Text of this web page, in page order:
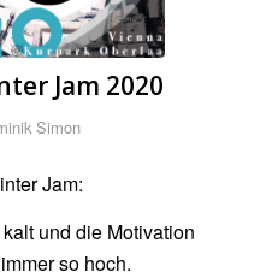
Jam 2020
Simon
Jam:
und die Motivation
so hoch.